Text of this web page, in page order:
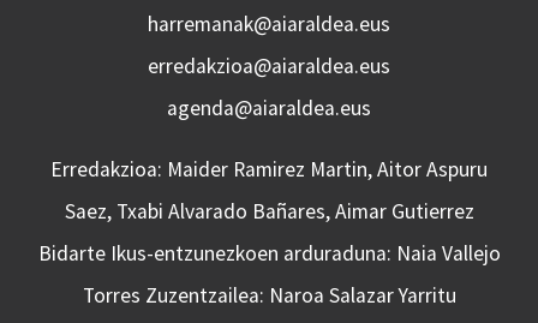
harremanak@aiaraldea.eus
erredakzioa@aiaraldea.eus
agenda@aiaraldea.eus
Erredakzioa: Maider Ramirez Martin, Aitor Aspuru
Saez, Txabi Alvarado Bañares, Aimar Gutierrez
Bidarte Ikus-entzunezkoen arduraduna: Naia Vallejo
Torres Zuzentzailea: Naroa Salazar Yarritu